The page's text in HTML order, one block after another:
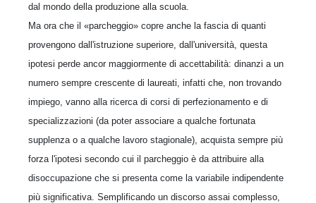
dal mondo della produzione alla scuola.
Ma ora che il «parcheggio» copre anche la fascia di quanti
provengono dall'istruzione superiore, dall'università, questa
ipotesi perde ancor maggiormente di accettabilità: dinanzi a un
numero sempre crescente di laureati, infatti che, non trovando
impiego, vanno alla ricerca di corsi di perfezionamento e di
specializzazioni (da poter associare a qualche fortunata
supplenza o a qualche lavoro stagionale), acquista sempre più
forza l'ipotesi secondo cui il parcheggio è da attribuire alla
disoccupazione che si presenta come la variabile indipendente
più significativa. Semplificando un discorso assai complesso,